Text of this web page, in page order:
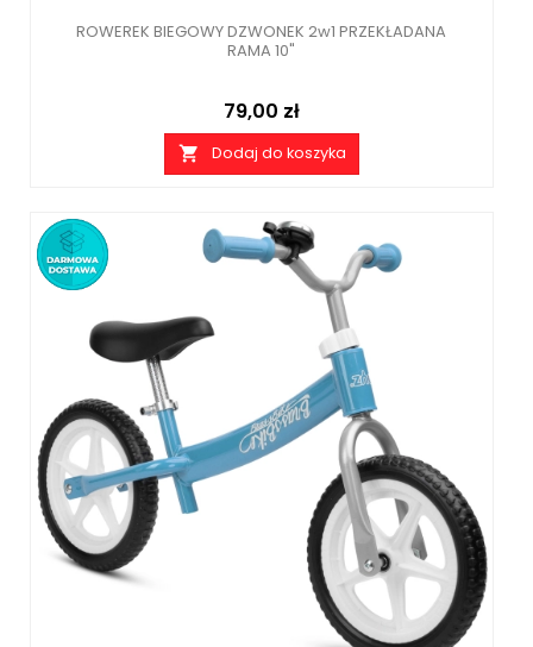
ROWEREK BIEGOWY DZWONEK 2w1 PRZEKŁADANA
RAMA 10"
Cena
79,00 zł
 Dodaj do koszyka